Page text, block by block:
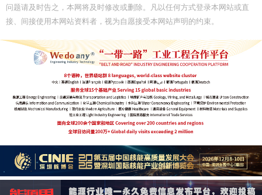
问题请及时告之，本网将及时修改或删除。凡以任何方式登录本网站或直
接、间接使用本网站资料者，视为自愿接受本网站声明的约束。